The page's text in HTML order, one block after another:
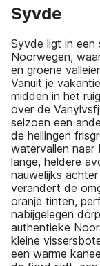
Syvde
Syvde ligt in een
Noorwegen,
en groene
Vanuit je
midden in het
over de
seizoen een
de hellingen
watervallen naar
lange, heldere
nauwelijks
verandert de
oranje tinten,
nabijgelegen
authentieke
kleine
een warme